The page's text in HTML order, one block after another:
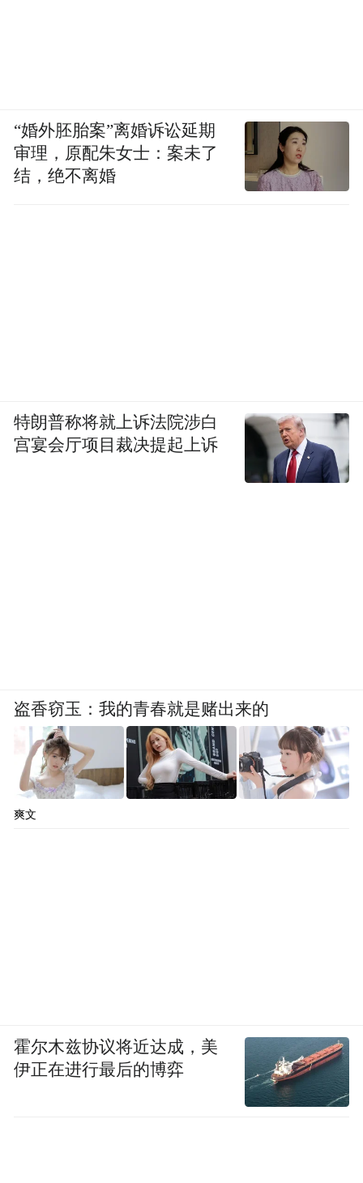
“婚外胚胎案”离婚诉讼延期
审理，原配朱女士：案未了
结，绝不离婚
特朗普称将就上诉法院涉白
宫宴会厅项目裁决提起上诉
盗香窃玉：我的青春就是赌出来的
爽文
霍尔木兹协议将近达成，美
伊正在进行最后的博弈